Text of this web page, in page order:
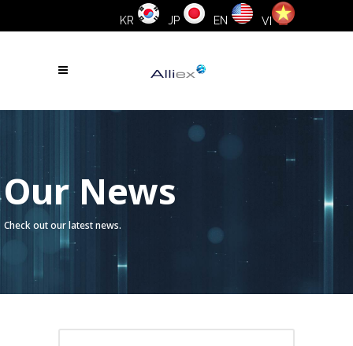
KR JP EN VI
Our News
Check out our latest news.